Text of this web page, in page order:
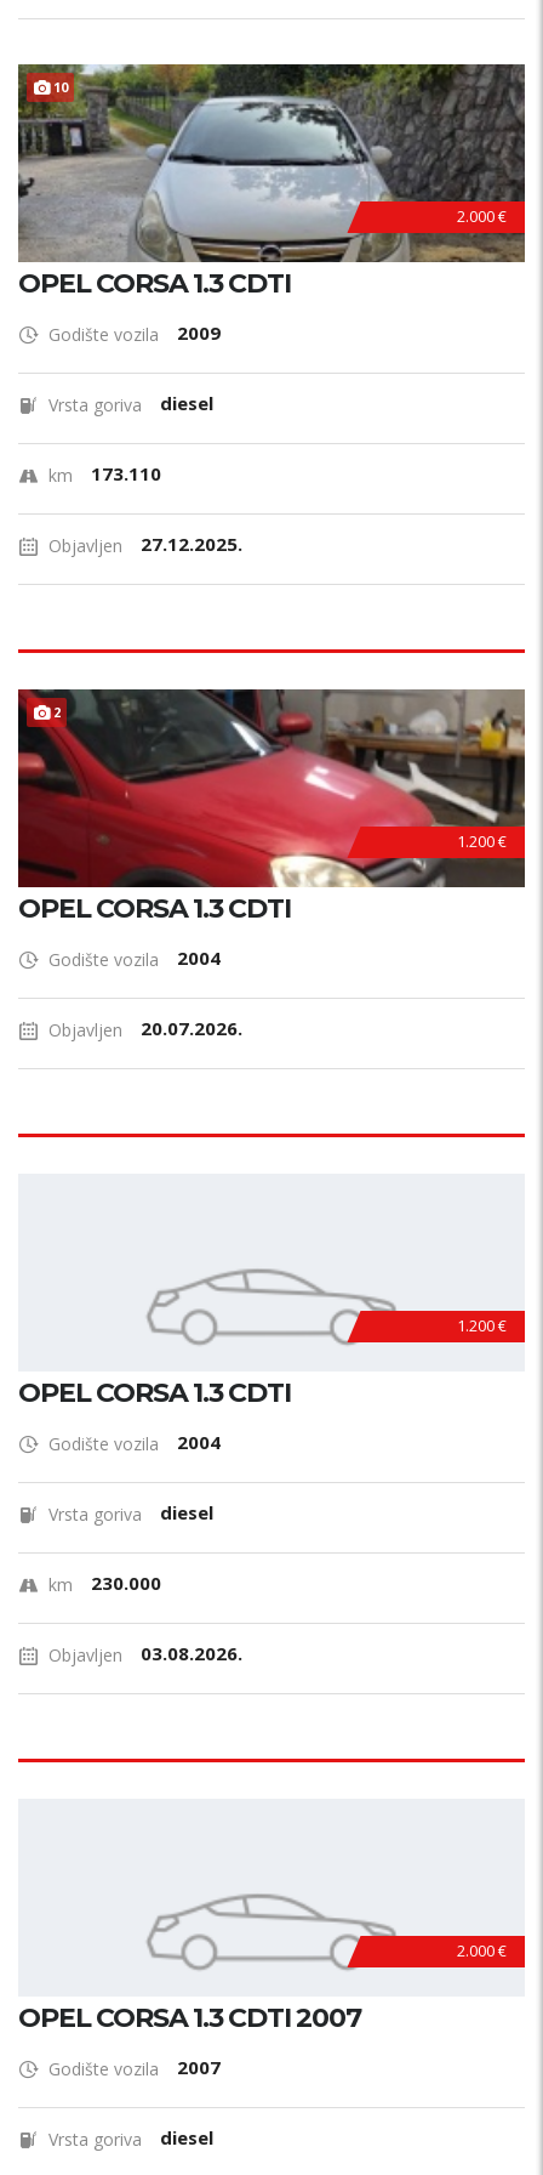
10 HITNO !
2.000 €
OPEL CORSA 1.3 CDTI
Godište vozila 2009
Vrsta goriva diesel
km 173.110
Objavljen 27.12.2025.
2
1.200 €
OPEL CORSA 1.3 CDTI
Godište vozila 2004
Objavljen 20.07.2026.
1.200 €
OPEL CORSA 1.3 CDTI
Godište vozila 2004
Vrsta goriva diesel
km 230.000
Objavljen 03.08.2026.
2.000 €
OPEL CORSA 1.3 CDTI 2007
Godište vozila 2007
Vrsta goriva diesel